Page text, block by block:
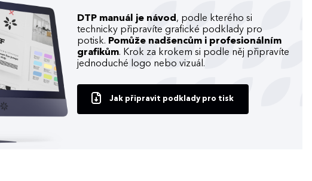
DTP manuál je návod , podle kterého si
technicky připravíte grafické podklady pro
potisk. Pomůže nadšencům i profesionálním
grafikům. Krok za krokem si podle něj připravíte
jednoduché logo nebo vizuál.
Jak připravit podklady pro tisk